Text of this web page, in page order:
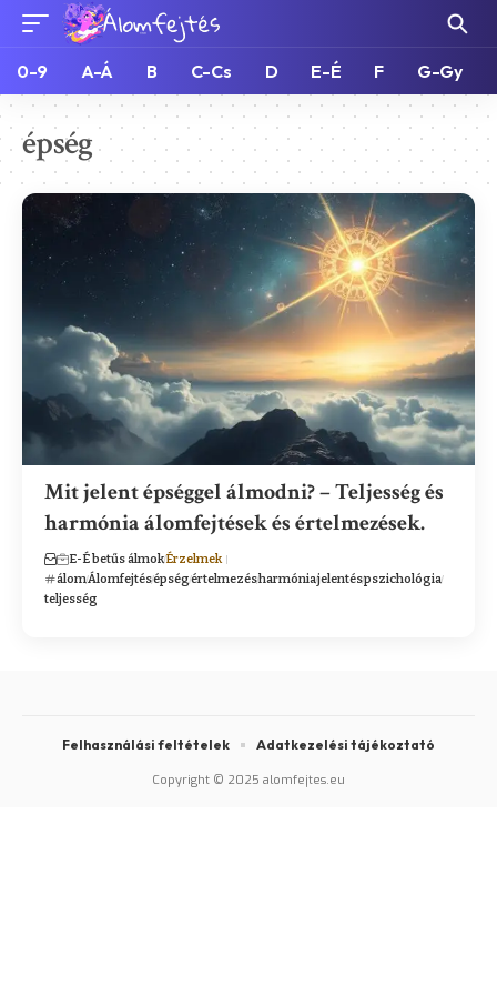
0-9 A-Á B C-Cs D E-É F G-Gy
épség
Mit jelent épséggel álmodni? – Teljesség és
harmónia álomfejtések és értelmezések.
E-É betűs álmokÉrzelmek
álomÁlomfejtésépségértelmezésharmóniajelentéspszichológia
teljesség
Copyright © 2025 alomfejtes.eu
Felhasználási feltételek Adatkezelési tájékoztató